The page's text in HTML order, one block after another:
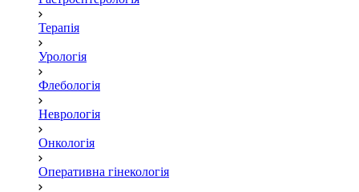
Терапія
Урологія
Флебологія
Неврологія
Онкологія
Оперативна гінекологія